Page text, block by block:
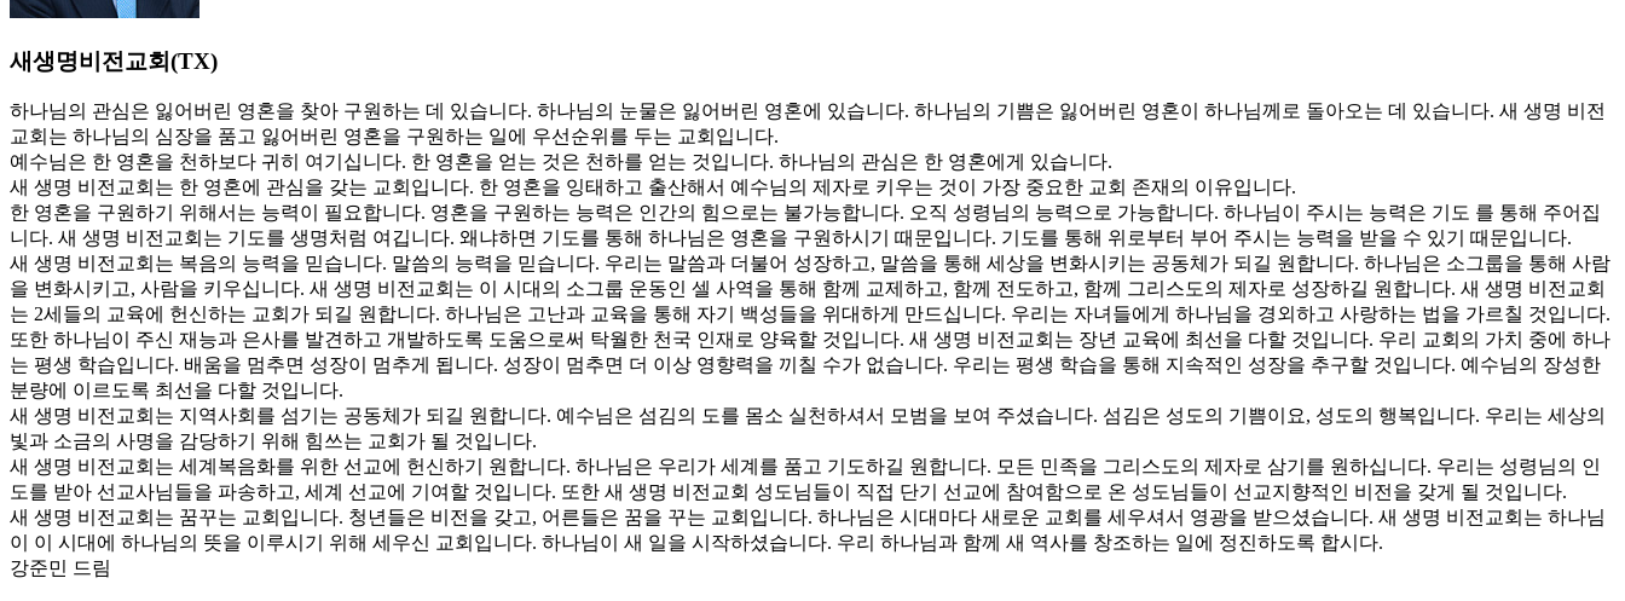
새생명비전교회(TX)
하나님의 관심은 잃어버린 영혼을 찾아 구원하는 데 있습니다. 하나님의 눈물은 잃어버린 영혼에 있습니다. 하나님의 기쁨은 잃어버린 영혼이 하나님께로 돌아오는 데 있습니다. 새 생명 비전
교회는 하나님의 심장을 품고 잃어버린 영혼을 구원하는 일에 우선순위를 두는 교회입니다.
예수님은 한 영혼을 천하보다 귀히 여기십니다. 한 영혼을 얻는 것은 천하를 얻는 것입니다. 하나님의 관심은 한 영혼에게 있습니다.
새 생명 비전교회는 한 영혼에 관심을 갖는 교회입니다. 한 영혼을 잉태하고 출산해서 예수님의 제자로 키우는 것이 가장 중요한 교회 존재의 이유입니다.
한 영혼을 구원하기 위해서는 능력이 필요합니다. 영혼을 구원하는 능력은 인간의 힘으로는 불가능합니다. 오직 성령님의 능력으로 가능합니다. 하나님이 주시는 능력은 기도 를 통해 주어집
니다. 새 생명 비전교회는 기도를 생명처럼 여깁니다. 왜냐하면 기도를 통해 하나님은 영혼을 구원하시기 때문입니다. 기도를 통해 위로부터 부어 주시는 능력을 받을 수 있기 때문입니다.
새 생명 비전교회는 복음의 능력을 믿습니다. 말씀의 능력을 믿습니다. 우리는 말씀과 더불어 성장하고, 말씀을 통해 세상을 변화시키는 공동체가 되길 원합니다. 하나님은 소그룹을 통해 사람
을 변화시키고, 사람을 키우십니다. 새 생명 비전교회는 이 시대의 소그룹 운동인 셀 사역을 통해 함께 교제하고, 함께 전도하고, 함께 그리스도의 제자로 성장하길 원합니다. 새 생명 비전교회
는 2세들의 교육에 헌신하는 교회가 되길 원합니다. 하나님은 고난과 교육을 통해 자기 백성들을 위대하게 만드십니다. 우리는 자녀들에게 하나님을 경외하고 사랑하는 법을 가르칠 것입니다.
또한 하나님이 주신 재능과 은사를 발견하고 개발하도록 도움으로써 탁월한 천국 인재로 양육할 것입니다. 새 생명 비전교회는 장년 교육에 최선을 다할 것입니다. 우리 교회의 가치 중에 하나
는 평생 학습입니다. 배움을 멈추면 성장이 멈추게 됩니다. 성장이 멈추면 더 이상 영향력을 끼칠 수가 없습니다. 우리는 평생 학습을 통해 지속적인 성장을 추구할 것입니다. 예수님의 장성한
분량에 이르도록 최선을 다할 것입니다.
새 생명 비전교회는 지역사회를 섬기는 공동체가 되길 원합니다. 예수님은 섬김의 도를 몸소 실천하셔서 모범을 보여 주셨습니다. 섬김은 성도의 기쁨이요, 성도의 행복입니다. 우리는 세상의
빛과 소금의 사명을 감당하기 위해 힘쓰는 교회가 될 것입니다.
새 생명 비전교회는 세계복음화를 위한 선교에 헌신하기 원합니다. 하나님은 우리가 세계를 품고 기도하길 원합니다. 모든 민족을 그리스도의 제자로 삼기를 원하십니다. 우리는 성령님의 인
도를 받아 선교사님들을 파송하고, 세계 선교에 기여할 것입니다. 또한 새 생명 비전교회 성도님들이 직접 단기 선교에 참여함으로 온 성도님들이 선교지향적인 비전을 갖게 될 것입니다.
새 생명 비전교회는 꿈꾸는 교회입니다. 청년들은 비전을 갖고, 어른들은 꿈을 꾸는 교회입니다. 하나님은 시대마다 새로운 교회를 세우셔서 영광을 받으셨습니다. 새 생명 비전교회는 하나님
이 이 시대에 하나님의 뜻을 이루시기 위해 세우신 교회입니다. 하나님이 새 일을 시작하셨습니다. 우리 하나님과 함께 새 역사를 창조하는 일에 정진하도록 합시다.
강준민 드림